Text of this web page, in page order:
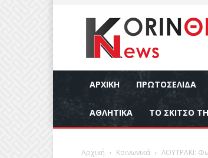
ΑΡΧΙΚΉ ΠΡΩΤΟΣΕΛΙΔΑ
ΑΘΛΗΤΙΚΆ ΤΟ ΣΚΙΤΣΟ
Αρχική Κοινωνικά ΛΟΥΤΡΑΚΙ: